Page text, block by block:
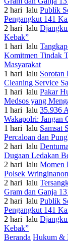
2 hari lalu Publik
Pengangkut 141
2 hari lalu
Kebak”
1 hari lalu
Komitmen Tindak
Masyarakat
1 hari lalu Sorotan
Cleaning Service
1 hari lalu Pakar
Medsos yang
1 hari lalu 35.936
Wakapolri: Jangan
1 hari lalu Samsat
Percaloan dan
2 hari lalu
Dugaan Ledakan
2 hari lalu Momen
Polsek
2 hari lalu
Gram dan Ganja
2 hari lalu Publik
Pengangkut 141
2 hari lalu
Kebak”
Beranda Hukum &